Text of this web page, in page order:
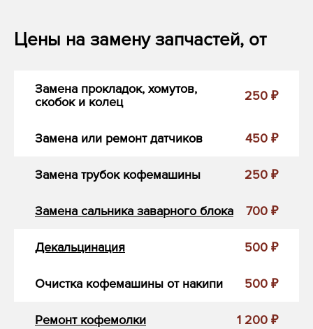
Цены на замену запчастей, от
Замена прокладок, хомутов,
скобок и колец
250 ₽
Замена или ремонт датчиков 450 ₽
Замена трубок кофемашины 250 ₽
Замена сальника заварного блока 700 ₽
Декальцинация 500 ₽
Очистка кофемашины от накипи 500 ₽
Ремонт кофемолки 1 200 ₽